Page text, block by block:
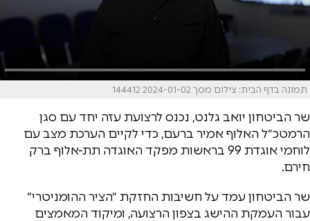
תמונה בדף הבית: צילום מסך 2024-01-02 144412
שר הביטחון יואב גלנט, נכנס לרצועת עזה יחד עם סגן
הרמטכ״ל האלוף אמיר ברעם, כדי לקיים הערכת מצב עם
לוחמי אוגדת 99 בראשות מפקד האוגדה תת-אלוף ברק
חירם.
שר הביטחון עמד על חשיבות החזקת ״הציר ההומניטרי״
עבור העמקת ההישג בצפון הרצועה, ומיקוד המאמצים